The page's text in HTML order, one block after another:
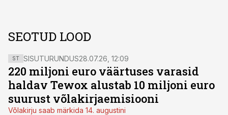
SEOTUD LOOD
ST SISUTURUNDUS28.07.26, 12:09
220 miljoni euro väärtuses varasid
haldav Tewox alustab 10 miljoni euro
suurust võlakirjaemisiooni
Võlakirju saab märkida 14. augustini